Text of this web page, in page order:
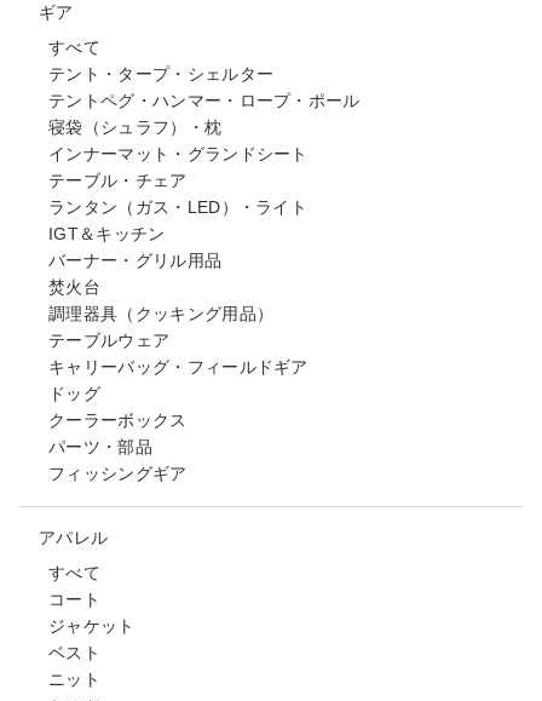
ギア
すべて
テント・タープ・シェルター
テントペグ・ハンマー・ロープ・ポール
寝袋（シュラフ）・枕
インナーマット・グランドシート
テーブル・チェア
ランタン（ガス・LED）・ライト
IGT＆キッチン
バーナー・グリル用品
焚火台
調理器具（クッキング用品）
テーブルウェア
キャリーバッグ・フィールドギア
ドッグ
クーラーボックス
パーツ・部品
フィッシングギア
アパレル
すべて
コート
ジャケット
ベスト
ニット